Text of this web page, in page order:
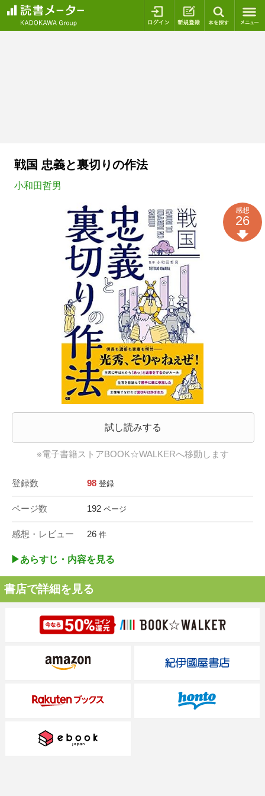
ログイン 新規登録
戦国 忠義と裏切りの作法
小和田哲男
試し読みする
※電子書籍ストアBOOK☆WALKERへ移動します
登録数 98 登録
ページ数 192 ページ
感想・レビュー 26 件
感想
26
▶︎あらすじ・内容を見る
書店で詳細を見る